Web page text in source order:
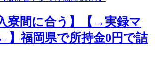
寮間に合う】【→実録マ
】福岡県で所持金0円で詰